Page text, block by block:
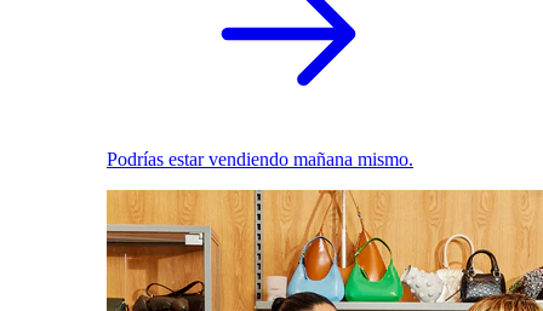
Podrías estar vendiendo mañana mismo.